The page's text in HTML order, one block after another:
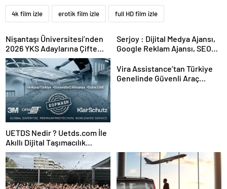
4k film izle erotik film izle full HD film izle
Nişantaşı Üniversitesi’nden
2026 YKS Adaylarına Çifte
Güvence: Sabit Ücret ve
Kesintisiz Burs
Serjoy : Dijital Medya Ajansı,
Google Reklam Ajansı, SEO
UETDS Nedir ? Uetds.com İle
Akıllı Dijital Taşımacılık
Yazılımı
Vira Assistance’tan Türkiye
Genelinde Güvenli Araç